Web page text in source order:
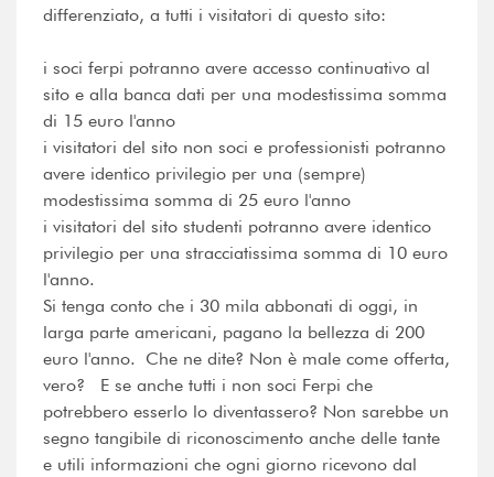
differenziato, a tutti i visitatori di questo sito:
i soci ferpi potranno avere accesso continuativo al
sito e alla banca dati per una modestissima somma
di 15 euro l'anno
i visitatori del sito non soci e professionisti potranno
avere identico privilegio per una (sempre)
modestissima somma di 25 euro l'anno
i visitatori del sito studenti potranno avere identico
privilegio per una stracciatissima somma di 10 euro
l'anno.
Si tenga conto che i 30 mila abbonati di oggi, in
larga parte americani, pagano la bellezza di 200
euro l'anno. Che ne dite? Non è male come offerta,
vero? E se anche tutti i non soci Ferpi che
potrebbero esserlo lo diventassero? Non sarebbe un
segno tangibile di riconoscimento anche delle tante
e utili informazioni che ogni giorno ricevono dal